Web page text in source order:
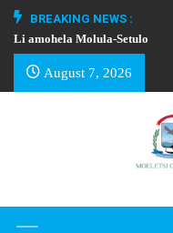
BREAKING NEWS :
Li amohela Molula-Setulo
August 7, 2026